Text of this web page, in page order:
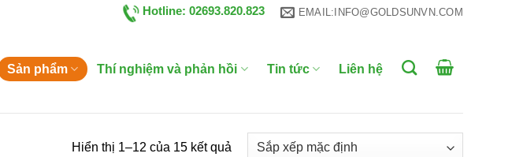
Hotline: 02693.820.823 EMAIL:INFO@GOLDSUNVN.COM
Sản phẩm Thí nghiệm và phản hồi Tin tức Liên hệ
Hiển thị 1–12 của 15 kết quả